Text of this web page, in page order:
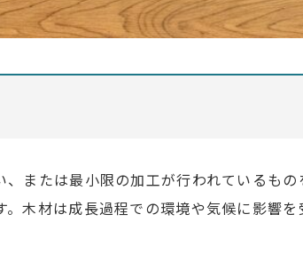
または最小限の加工が行われているもの
木材は成長過程での環境や気候に影響